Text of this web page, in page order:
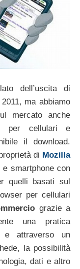
dell’uscita di
ma abbiamo
mercato anche
per cellulari e
il download.
di Mozilla
smartphone con
quelli basati sul
per cellulari
grazie a
una pratica
e attraverso un
la possibilità
dati e altro